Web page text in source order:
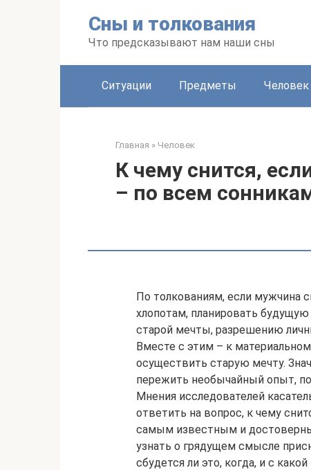
Сны и толкования
Что предсказывают нам наши сны
Ситуации Предметы Человек
Главная » Человек
К чему снится,
– по всем
По толкованиям, если мужчина
хлопотам, планировать
старой мечты, разрешению
Вместе с этим – к
осуществить старую мечту.
пережить необычайный опыт,
Мнения исследователей
ответить на вопрос, к чему
самым известным и
узнать о грядущем смысле
сбудется ли это, когда, и с